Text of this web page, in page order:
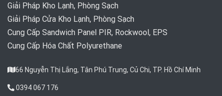
Giải Pháp Kho Lạnh, Phòng Sạch
Giải Pháp Cửa Kho Lạnh, Phòng Sạch
Cung Cấp Sandwich Panel PIR, Rockwool, EPS
Cung Cấp Hóa Chất Polyurethane
66 Nguyễn Thị Lắng, Tân Phú Trung, Củ Chi, TP. Hồ Chí Minh
0394 067 176